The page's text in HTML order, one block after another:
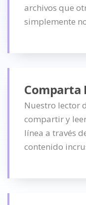
archivos que
simplemente
Comparta
Nuestro lector
compartir y
línea a través
contenido